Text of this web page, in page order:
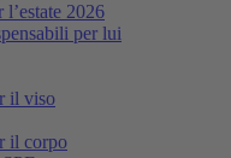
l’estate 2026
per lui
il viso
il corpo